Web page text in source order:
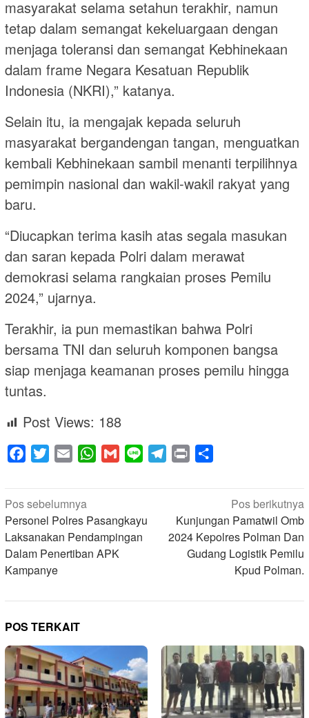
masyarakat selama setahun terakhir, namun
tetap dalam semangat kekeluargaan dengan
menjaga toleransi dan semangat Kebhinekaan
dalam frame Negara Kesatuan Republik
Indonesia (NKRI),” katanya.
Selain itu, ia mengajak kepada seluruh
masyarakat bergandengan tangan, menguatkan
kembali Kebhinekaan sambil menanti terpilihnya
pemimpin nasional dan wakil-wakil rakyat yang
baru.
“Diucapkan terima kasih atas segala masukan
dan saran kepada Polri dalam merawat
demokrasi selama rangkaian proses Pemilu
2024,” ujarnya.
Terakhir, ia pun memastikan bahwa Polri
bersama TNI dan seluruh komponen bangsa
siap menjaga keamanan proses pemilu hingga
tuntas.
Post Views: 188
Facebook
Twitter Email WhatsApp
Gmail Line Telegram
Print
Navigasi
pos
Pos sebelumnya
Personel Polres Pasangkayu
Laksanakan Pendampingan
Dalam Penertiban APK
Kampanye
Pos berikutnya
Kunjungan Pamatwil Omb
2024 Kepolres Polman Dan
Gudang Logistik Pemilu
Kpud Polman.
POS TERKAIT